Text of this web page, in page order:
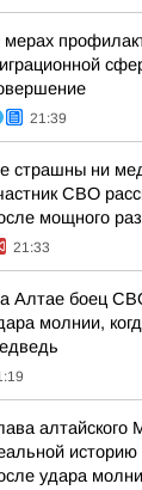
21:39
страшны ни
СВО
мощного
21:33
Алтае боец
молнии,
алтайского
удара